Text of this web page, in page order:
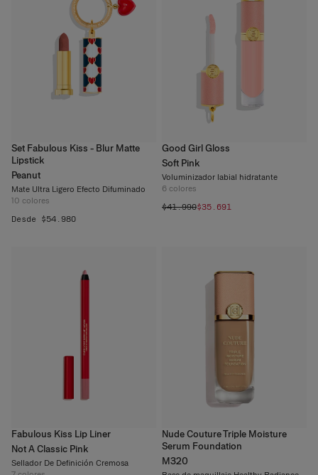
Set Fabulous Kiss - Blur Matte
Lipstick
Peanut
Mate Ultra Ligero Efecto Difuminado
10 colores
Desde $54.980
Good Girl Gloss
Soft Pink
Voluminizador labial hidratante
6 colores
$41.990$35.691
Fabulous Kiss Lip Liner
Not A Classic Pink
Sellador De Definición Cremosa
Nude Couture Triple Moisture
Serum Foundation
M320